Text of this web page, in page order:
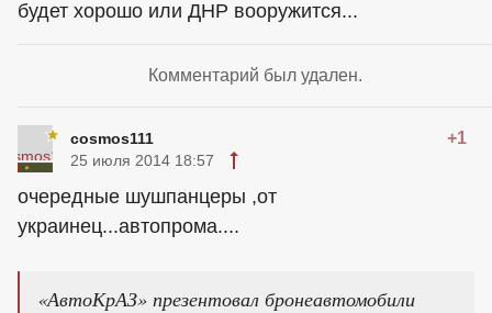
будет хорошо или ДНР вооружится...
Комментарий был удален.
cosmos111 +1
25 июля 2014 18:57
очередные шушпанцеры ,от
украинец...автопрома....
«АвтоКрАЗ» презентовал бронеавтомобили